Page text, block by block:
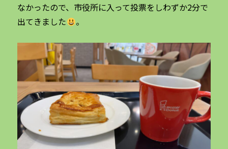
なかったので、市役所に入って投票をしわずか2分で
出てきました
。